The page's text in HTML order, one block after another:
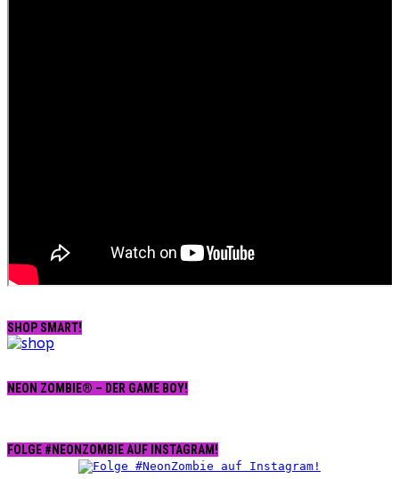
SHOP SMART!
NEON ZOMBIE® – DER GAME BOY!
FOLGE #NEONZOMBIE AUF INSTAGRAM!